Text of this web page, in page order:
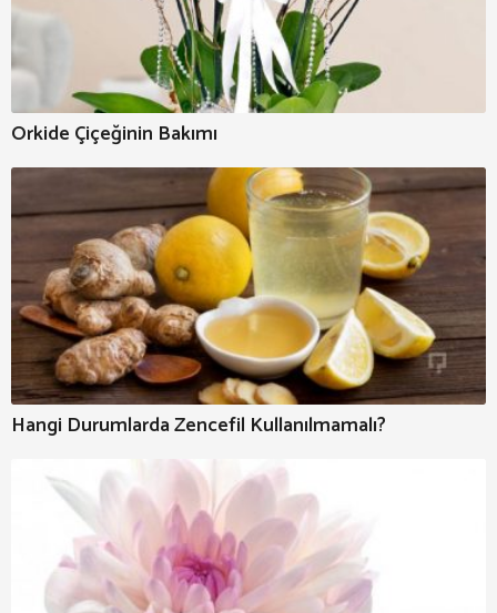
Orkide Çiçeğinin Bakımı
Hangi Durumlarda Zencefil Kullanılmamalı?